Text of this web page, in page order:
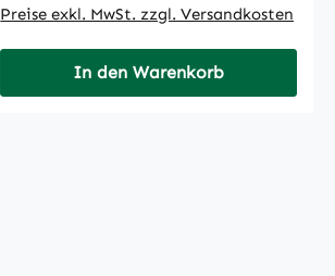
Preise exkl. MwSt. zzgl. Versandkosten
In den Warenkorb